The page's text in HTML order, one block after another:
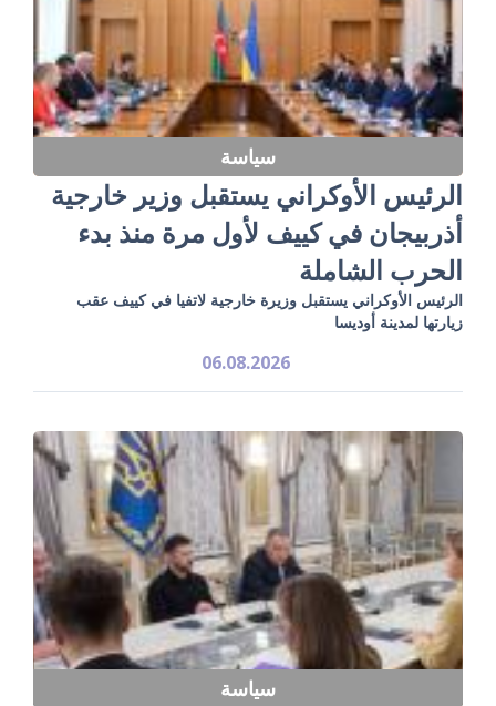
سياسة
الرئيس الأوكراني يستقبل وزير خارجية
أذربيجان في كييف لأول مرة منذ بدء
الحرب الشاملة
الرئيس الأوكراني يستقبل وزيرة خارجية لاتفيا في كييف عقب
زيارتها لمدينة أوديسا
06.08.2026
سياسة